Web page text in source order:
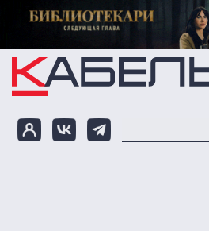
Перейти к основному содержанию